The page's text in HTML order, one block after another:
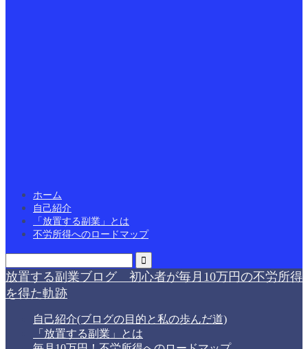
ホーム
自己紹介
「放置する副業」とは
不労所得へのロードマップ
放置する副業ブログ 初心者が毎月10万円の不労所得
を得た軌跡
自己紹介(ブログの目的と私の歩んだ道)
「放置する副業」とは